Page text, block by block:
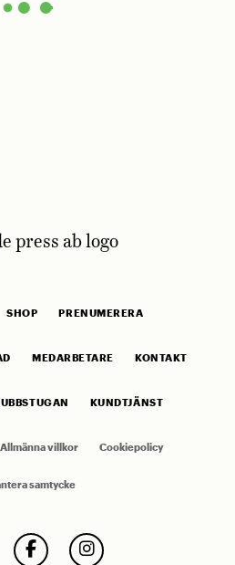
SHOP PRENUMERERA
MEDARBETARE KONTAKT
KUNDTJÄNST
Allmänna villkor Cookiepolicy
samtycke